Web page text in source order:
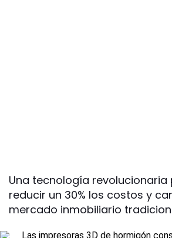
Una tecnología revolucionaria
reducir un 30% los costos y
mercado inmobiliario